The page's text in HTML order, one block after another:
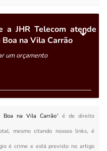
a JHR Telecom atende
na Vila Carrão
um orçamento
Boa na Vila Carrão" é de direito
mesmo citando nossos links, é
é crime e está previsto no artigo